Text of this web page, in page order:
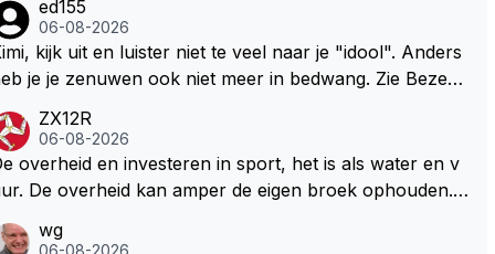
ze hun eigen uitlaat gassen inademen maar niet wet
was dat de F1 motor schoner is dan een normale a
Dus denk echt niet dat deze groene/wollen regering
ed155
06-08-2026
kijk uit en luister niet te veel naar je "idool". Anders
je je zenuwen ook niet meer in bedwang. Zie Bezech
Veel gezelliger
ZX12R
06-08-2026
overheid en investeren in sport, het is als water en v
De overheid kan amper de eigen broek ophouden.
het best vergelijken met de sheriff van Nottinghem
wg
06-08-2026